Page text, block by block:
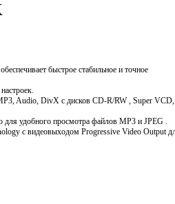
быстрое стабильное и точное
Audio, DivX с дисков CD-R/RW , Super VCD,
удобного просмотра файлов MP3 и JPEG .
с видеовыходом Progressive Video Output